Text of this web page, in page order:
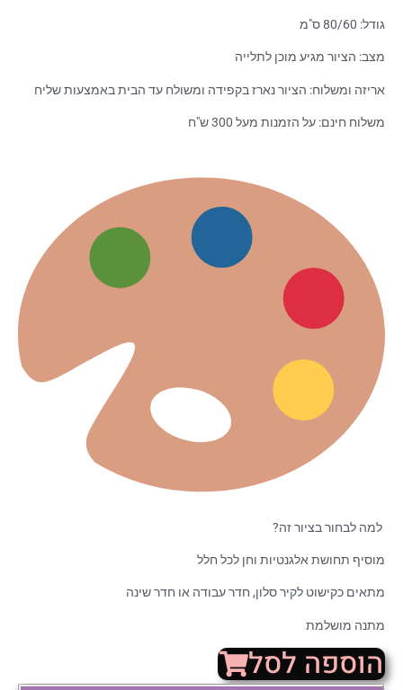
גודל: 80/60 ס"מ
מצב: הציור מגיע מוכן לתלייה
אריזה ומשלוח: הציור נארז בקפידה ומשולח עד הבית באמצעות שליח
משלוח חינם: על הזמנות מעל 300 ש"ח
למה לבחור בציור זה?
מוסיף תחושת אלגנטיות וחן לכל חלל
מתאים כקישוט לקיר סלון, חדר עבודה או חדר שינה
מתנה מושלמת
הוספה לסל